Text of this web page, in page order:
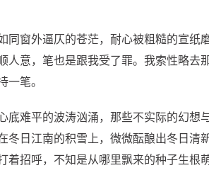
同窗外逼仄的苍茫，耐心被粗糙的宣纸
人意，笔也是跟我受了罪。我索性略去
一笔。
底难平的波涛汹涌，那些不实际的幻想
冬日江南的积雪上，微微酝酿出冬日清
着招呼，不知是从哪里飘来的种子生根